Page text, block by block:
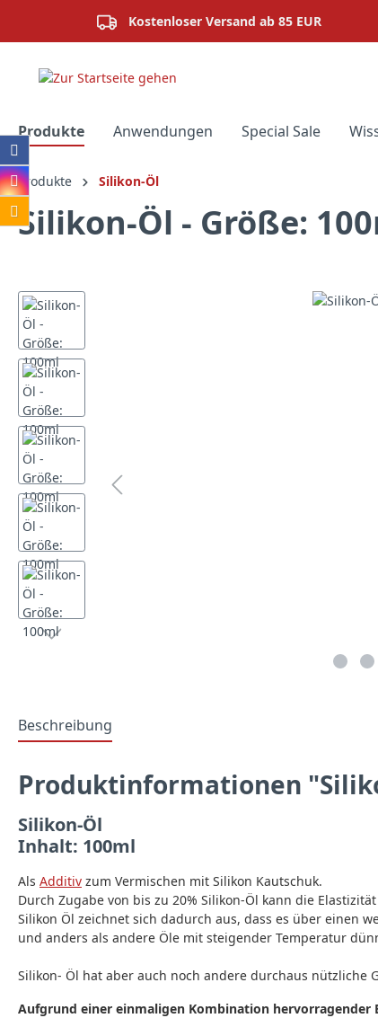
Zur Hauptnavigation springen
Kostenloser Versand ab 85 EUR
Produkte Anwendungen Special Sale
Produkte Silikon-Öl
Silikon-Öl - Größe:
Bildergalerie überspringen
Beschreibung
Produktinformationen
Silikon-Öl
Inhalt: 100ml
Als Additiv zum Vermischen mit Silikon Kautschuk.
Durch Zugabe von bis zu 20% Silikon-Öl kann die
Silikon Öl zeichnet sich dadurch aus, dass es über einen
und anders als andere Öle mit steigender Temperatur
Silikon- Öl hat aber auch noch andere durchaus nützliche
Aufgrund einer einmaligen Kombination hervorragender